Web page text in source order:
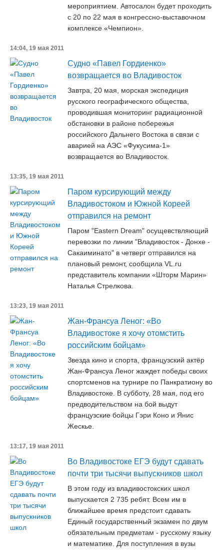
мероприятием. Автосалон будет проходить
с 20 по 22 мая в конгрессно-выставочном
комплексе «Чемпион».
14:04, 19 мая 2011
Судно «Павел Гордиенко»
возвращается во Владивосток
Завтра, 20 мая, морская экспедиция
русского географического общества,
проводившая мониторинг радиационной
обстановки в районе побережья
российского Дальнего Востока в связи с
аварией на АЭС «Фукусима-1»
возвращается во Владивосток.
13:35, 19 мая 2011
Паром курсирующий между
Владивостоком и Южной Кореей
отправился на ремонт
Паром "Eastern Dream" осущевствляющий
перевозки по линии "Владивосток - Донхе -
Сакаиминато" в четверг отправился на
плановый ремонт, сообщила VL.ru
представитель компании «Шторм Марин»
Наталья Стрелкова.
13:23, 19 мая 2011
Жан-Франсуа Леног: «Во
Владивостоке я хочу отомстить
российским бойцам»
Звезда кино и спорта, французский актёр
Жан-Франсуа Леног жаждет победы своих
спортсменов на турнире по Панкратиону во
Владивостоке. В субботу, 28 мая, под его
предводительством на бой выдут
французские бойцы Гэри Коно и Янис
Жескье.
13:17, 19 мая 2011
Во Владивостоке ЕГЭ будут сдавать
почти три тысячи выпускников школ
В этом году из владивостокских школ
выпускается 2 735 ребят. Всем им в
ближайшее время предстоит сдавать
Единый государственный экзамен по двум
обязательным предметам - русскому языку
и математике. Для поступления в вузы